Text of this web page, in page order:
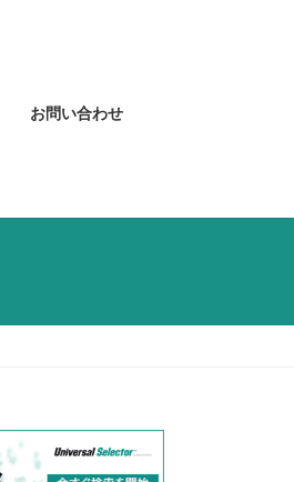
お問い合わせ